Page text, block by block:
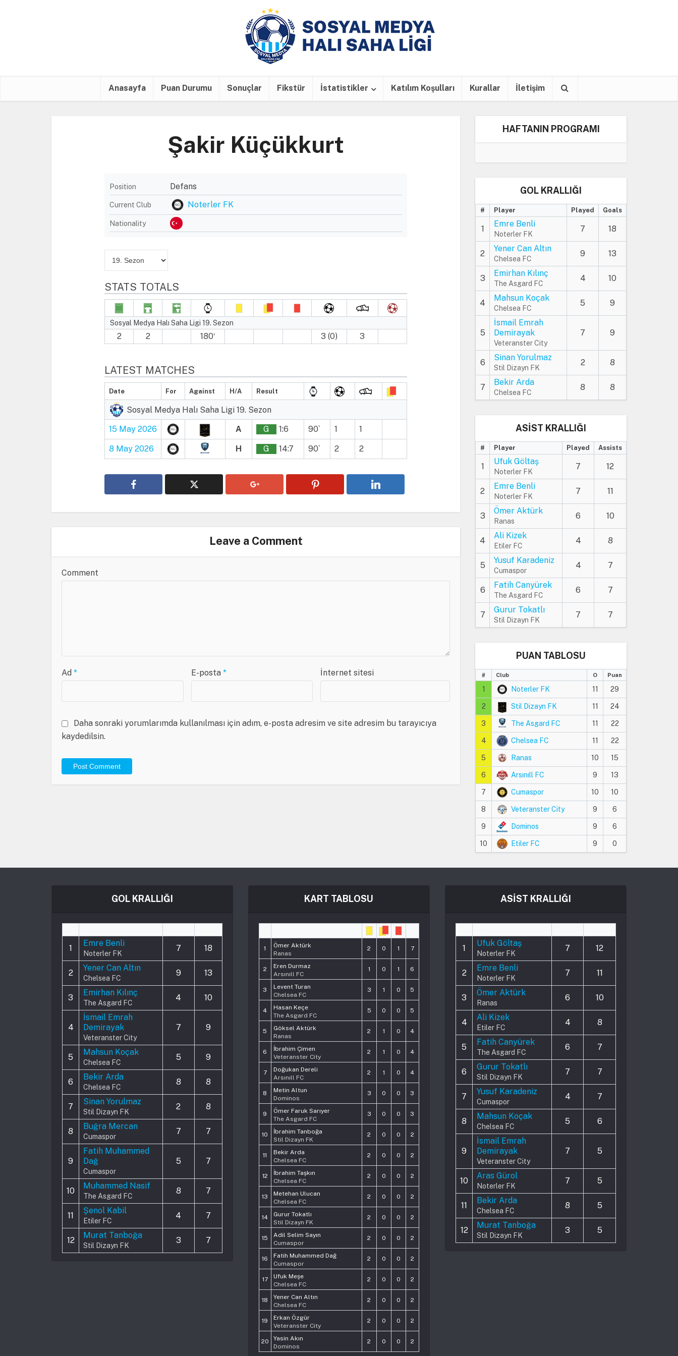
Anasayfa Puan Durumu Sonuçlar Fikstür İstatistikler Katılım Koşulları Kurallar İletişim
Şakir Küçükkurt
Position Defans
Current Club Noterler FK
Nationality
STATS TOTALS
Sosyal Medya Halı Saha Ligi 19. Sezon
2 2 180′ 3 (0) 3
LATEST MATCHES
Date For Against H/A Result
Sosyal Medya Halı Saha Ligi 19. Sezon
15 May 2026 A G 1:6 90` 1 1
8 May 2026 H G 14:7 90` 2 2
Leave a Comment
Comment
Ad * E-posta * İnternet sitesi
Daha sonraki yorumlarımda kullanılması için adım, e-posta adresim ve site adresim bu tarayıcıya
kaydedilsin.
HAFTANIN PROGRAMI
GOL KRALLIĞI
# Player Played Goals
1
Emre Benli
Noterler FK
7 18
2
Yener Can Altın
Chelsea FC
9 13
3
Emirhan Kılınç
The Asgard FC
4 10
4
Mahsun Koçak
Chelsea FC
5 9
5
İsmail Emrah
Demirayak
Veteranster City
7 9
6
Sinan Yorulmaz
Stil Dizayn FK
2 8
7
Bekir Arda
Chelsea FC
8 8
ASİST KRALLIĞI
# Player Played Assists
1
Ufuk Göltaş
Noterler FK
7 12
2
Emre Benli
Noterler FK
7 11
3
Ömer Aktürk
Ranas
6 10
4
Ali Kizek
Etiler FC
4 8
5
Yusuf Karadeniz
Cumaspor
4 7
6
Fatih Canyürek
The Asgard FC
6 7
7
Gurur Tokatlı
Stil Dizayn FK
7 7
PUAN TABLOSU
# Club O Puan
1 Noterler FK 11 29
2 Stil Dizayn FK 11 24
3 The Asgard FC 11 22
4 Chelsea FC 11 22
5 Ranas 10 15
6 Arsınıll FC 9 13
7 Cumaspor 10 10
8 Veteranster City 9 6
9 Dominos 9 6
10 Etiler FC 9 0
GOL KRALLIĞI
1
Emre Benli
Noterler FK
7 18
2
Yener Can Altın
Chelsea FC
9 13
3
Emirhan Kılınç
The Asgard FC
4 10
4
İsmail Emrah
Demirayak
Veteranster City
7 9
5
Mahsun Koçak
Chelsea FC
5 9
6
Bekir Arda
Chelsea FC
8 8
7
Sinan Yorulmaz
Stil Dizayn FK
2 8
8
Buğra Mercan
Cumaspor
7 7
9
Fatih Muhammed
Dağ
Cumaspor
5 7
10
Muhammed Nasif
The Asgard FC
8 7
11
Şenol Kabil
Etiler FC
4 7
12
Murat Tanboğa
Stil Dizayn FK
3 7
KART TABLOSU
1
Ömer Aktürk
Ranas
2 0 1 7
2
Eren Durmaz
Arsınıll FC
1 0 1 6
3
Levent Turan
Chelsea FC
3 1 0 5
4
Hasan Keçe
The Asgard FC
5 0 0 5
5
Göksel Aktürk
Ranas
2 1 0 4
6
İbrahim Çimen
Veteranster City
2 1 0 4
7
Doğukan Dereli
Arsınıll FC
2 1 0 4
8
Metin Altun
Dominos
3 0 0 3
9
Ömer Faruk Sarıyer
The Asgard FC
3 0 0 3
10
İbrahim Tanboğa
Stil Dizayn FK
2 0 0 2
11
Bekir Arda
Chelsea FC
2 0 0 2
12
İbrahim Taşkın
Chelsea FC
2 0 0 2
13
Metehan Ulucan
Chelsea FC
2 0 0 2
14
Gurur Tokatlı
Stil Dizayn FK
2 0 0 2
15
Adil Selim Sayın
Cumaspor
2 0 0 2
16
Fatih Muhammed Dağ
Cumaspor
2 0 0 2
17
Ufuk Meşe
Chelsea FC
2 0 0 2
18
Yener Can Altın
Chelsea FC
2 0 0 2
19
Erkan Özgür
Veteranster City
2 0 0 2
20
Yasin Akın
Dominos
2 0 0 2
ASİST KRALLIĞI
1
Ufuk Göltaş
Noterler FK
7 12
2
Emre Benli
Noterler FK
7 11
3
Ömer Aktürk
Ranas
6 10
4
Ali Kizek
Etiler FC
4 8
5
Fatih Canyürek
The Asgard FC
6 7
6
Gurur Tokatlı
Stil Dizayn FK
7 7
7
Yusuf Karadeniz
Cumaspor
4 7
8
Mahsun Koçak
Chelsea FC
5 6
9
İsmail Emrah
Demirayak
Veteranster City
7 5
10
Aras Gürol
Noterler FK
7 5
11
Bekir Arda
Chelsea FC
8 5
12
Murat Tanboğa
Stil Dizayn FK
3 5